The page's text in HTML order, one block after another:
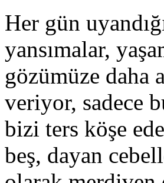
Her gün
yansımalar,
gözümüze daha
veriyor, sadece
bizi ters köşe
beş, dayan